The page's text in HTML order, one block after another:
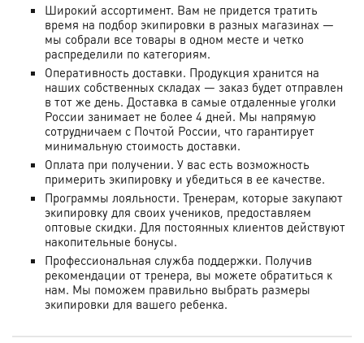
Широкий ассортимент. Вам не придется тратить
время на подбор экипировки в разных магазинах —
мы собрали все товары в одном месте и четко
распределили по категориям.
Оперативность доставки. Продукция хранится на
наших собственных складах — заказ будет отправлен
в тот же день. Доставка в самые отдаленные уголки
России занимает не более 4 дней. Мы напрямую
сотрудничаем с Почтой России, что гарантирует
минимальную стоимость доставки.
Оплата при получении. У вас есть возможность
примерить экипировку и убедиться в ее качестве.
Программы лояльности. Тренерам, которые закупают
экипировку для своих учеников, предоставляем
оптовые скидки. Для постоянных клиентов действуют
накопительные бонусы.
Профессиональная служба поддержки. Получив
рекомендации от тренера, вы можете обратиться к
нам. Мы поможем правильно выбрать размеры
экипировки для вашего ребенка.